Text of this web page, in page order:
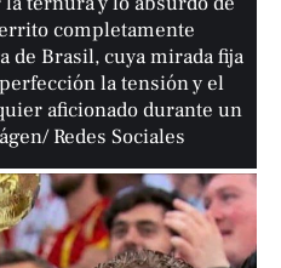
completamente
de Brasil, cuya mirada fija
la tensión y el
aficionado durante un
Redes Sociales